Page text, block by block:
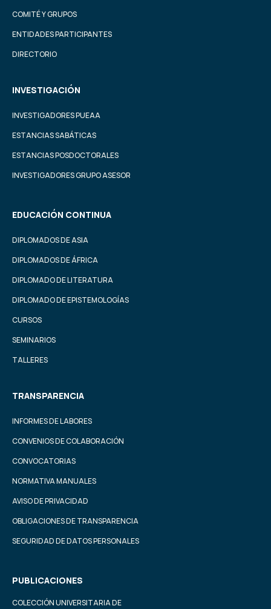
COMITÉ Y GRUPOS
ENTIDADES PARTICIPANTES
DIRECTORIO
INVESTIGACIÓN
INVESTIGADORES PUEAA
ESTANCIAS SABÁTICAS
ESTANCIAS POSDOCTORALES
INVESTIGADORES GRUPO ASESOR
EDUCACIÓN CONTINUA
DIPLOMADOS DE ASIA
DIPLOMADOS DE ÁFRICA
DIPLOMADO DE LITERATURA
DIPLOMADO DE EPISTEMOLOGÍAS
CURSOS
SEMINARIOS
TALLERES
TRANSPARENCIA
INFORMES DE LABORES
CONVENIOS DE COLABORACIÓN
CONVOCATORIAS
NORMATIVA MANUALES
AVISO DE PRIVACIDAD
OBLIGACIONES DE TRANSPARENCIA
SEGURIDAD DE DATOS PERSONALES
PUBLICACIONES
COLECCIÓN UNIVERSITARIA DE